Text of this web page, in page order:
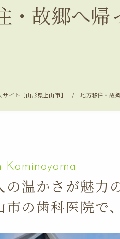
・故郷へ帰
イト【山形県上山市】 地方移住・故
温かさが魅力
市の歯科医院で